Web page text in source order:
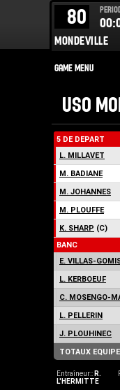
80
MONDEVILLE
USO
5 DE DEPART
L. MILLAVET
M. BADIANE
M. JOHANNES
M. PLOUFFE
K. SHARP (C)
BANC
E. VILLAS-
L. KERBOEUF
C. MOSENGO-
L. PELLERIN
J. PLOUHINEC
TOTAUX EQUIPE
Entraîneur:: R.
L'HERMITTE